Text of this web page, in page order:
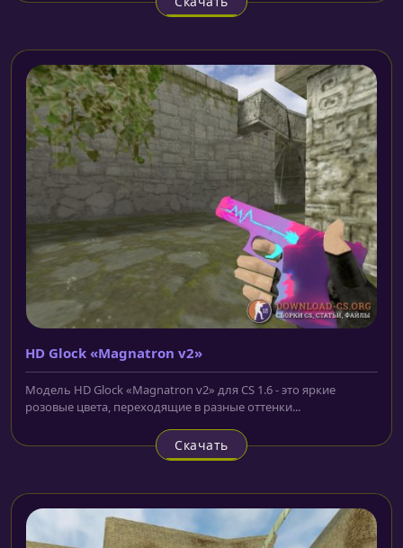
HD Glock «Magnatron v2»
Модель HD Glock «Magnatron v2» для CS 1.6 - это яркие
розовые цвета, переходящие в разные оттенки...
Скачать